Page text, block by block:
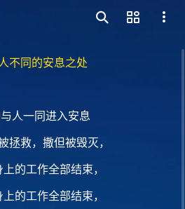
不同的安息之处
人一同进入安息
拯救，撒但被毁灭，
的工作全部结束，
的工作全部结束，